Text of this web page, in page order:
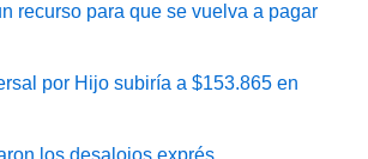
recurso para que se vuelva a pagar
por Hijo subiría a $153.865 en